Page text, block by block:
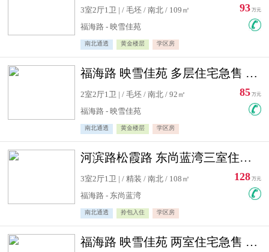
3室2厅1卫 | / 毛坯 / 南北 / 109㎡
福海路 - 映雪佳苑
南北通透 黄金楼层 学区房
93 万元
福海路 映雪佳苑 多层住宅急售 可公积金贷款
2室2厅1卫 | / 毛坯 / 南北 / 92㎡
福海路 - 映雪佳苑
南北通透 黄金楼层 学区房
85 万元
河滨路松霞路 东尚蓝湾三室住宅急售
3室2厅1卫 | / 精装 / 南北 / 108㎡
福海路 - 东尚蓝湾
南北通透 拎包入住 学区房
128 万元
福海路 映雪佳苑 两室住宅急售 可公积金贷款